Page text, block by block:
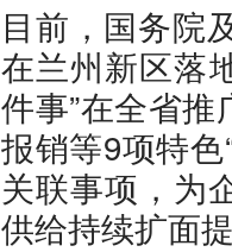
目前，国务院
在兰州新区落
件事”在全省
报销等9项特
关联事项，为
供给持续扩面提